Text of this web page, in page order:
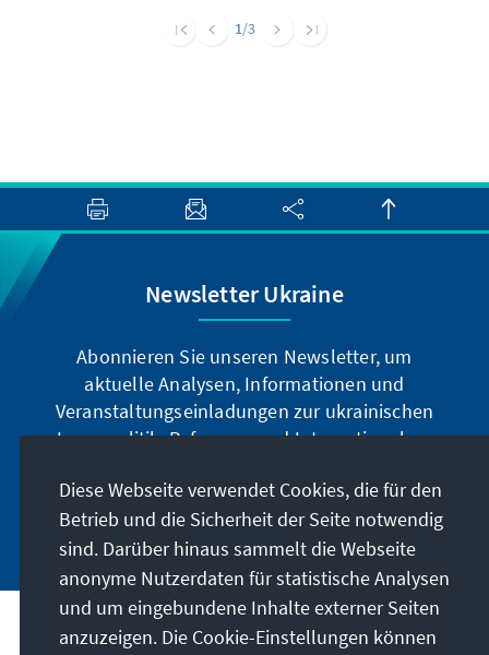
Regierungsbeamte teilnahmen. Das
Gesellschaft, der Staat und die Kirche im
Krieg. Die kirchlich-religiöse Situation in der
Ukraine 2025”, die die 25-jährigen
Entwicklungstendenzen der Religiosität der
ukrainischen Gesellschaft und die
Entwicklung der staatlich-kirchlichen,
interkonfessionellen und
interkonfessionellen Beziehungen in der
Ukraine im Zeitraum 2000–2025 aufzeigt.
1/3
Newsletter Ukraine
Abonnieren Sie unseren Newsletter, um
aktuelle Analysen, Informationen und
Veranstaltungseinladungen zur ukrainischen
Innenpolitik, Reformen und Internationalem
Jetzt abonnieren
Anschrift
Diese Webseite verwendet Cookies, die für den
Betrieb und die Sicherheit der Seite notwendig
sind. Darüber hinaus sammelt die Webseite
anonyme Nutzerdaten für statistische Analysen
und um eingebundene Inhalte externer Seiten
anzuzeigen. Die Cookie-Einstellungen können